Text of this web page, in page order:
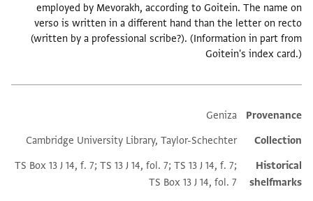
employed by Mevorakh, according to Goitein. The name on
verso is written in a different hand than the letter on recto
(written by a professional scribe?). (Information in part from
Goitein's index card.)
Additional metadata
Provenance
Geniza
Collection
Cambridge University Library, Taylor-Schechter
Historical
shelfmarks
TS Box 13 J 14, f. 7; TS 13 J 14, fol. 7; TS 13 J 14, f. 7;
TS Box 13 J 14, fol. 7